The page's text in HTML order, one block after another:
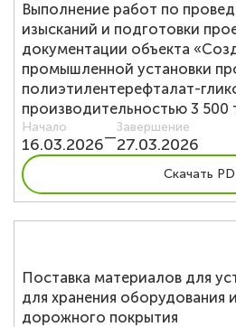
Выполнение работ по
изысканий и подготовки
документации объекта
промышленной установки
полиэтилентерефталат-
производительностью 3 500
Начало
16.03.2026—
Завершение
27.03.2026
Скачать
Поставка материалов для
для хранения оборудования
дорожного покрытия